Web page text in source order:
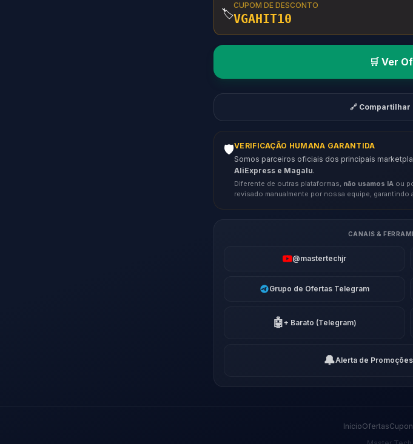
🏷️
CUPOM DE DESCONTO
VGAHIT10
🛒 Ver
🔗
🛡️VERIFICAÇÃO HUMANA GARANTIDA
Somos parceiros oficiais dos principais
AliExpress e Magalu.
Diferente de outras plataformas, não usamos IA ou
revisado manualmente por nossa equipe, garantindo
CANAIS &
@mastertechjr
Grupo de Ofertas Telegram
🤖+ Barato (Telegram)
🔔Alerta de
InícioOfertas